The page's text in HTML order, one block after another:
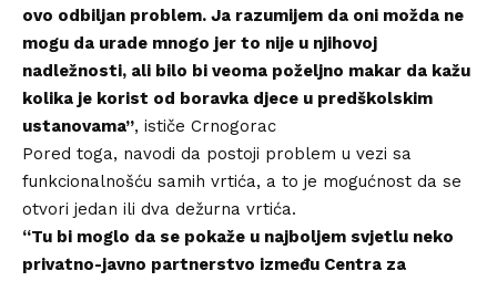
ovo odbiljan problem. Ja razumijem da oni možda ne
mogu da urade mnogo jer to nije u njihovoj
nadležnosti, ali bilo bi veoma poželjno makar da kažu
kolika je korist od boravka djece u predškolskim
ustanovama”, ističe Crnogorac
Pored toga, navodi da postoji problem u vezi sa
funkcionalnošću samih vrtića, a to je mogućnost da se
otvori jedan ili dva dežurna vrtića.
“Tu bi moglo da se pokaže u najboljem svjetlu neko
privatno-javno partnerstvo između Centra za